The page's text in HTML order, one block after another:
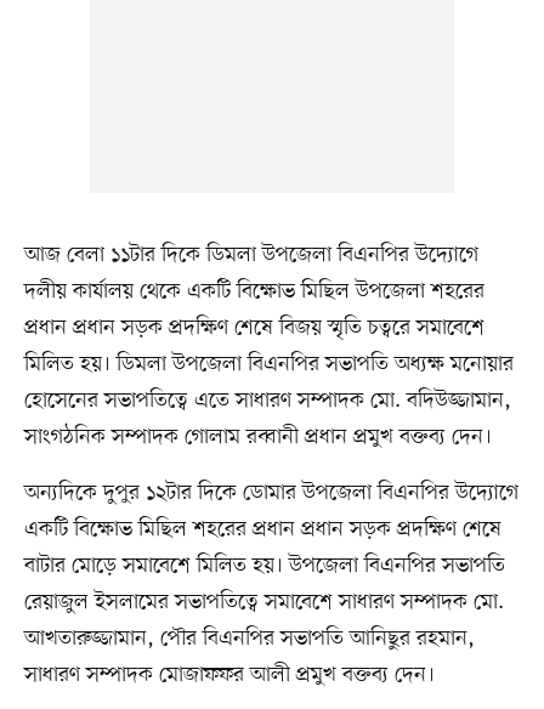
আজ বেলা ১১টার দিকে ডিমলা উপজেলা বিএনপির উদ্যোগে
দলীয় কার্যালয় থেকে একটি বিক্ষোভ মিছিল উপজেলা শহরের
প্রধান প্রধান সড়ক প্রদক্ষিণ শেষে বিজয় স্মৃতি চত্বরে সমাবেশে
মিলিত হয়। ডিমলা উপজেলা বিএনপির সভাপতি অধ্যক্ষ মনোয়ার
হোসেনের সভাপতিত্বে এতে সাধারণ সম্পাদক মো. বদিউজ্জামান,
সাংগঠনিক সম্পাদক গোলাম রব্বানী প্রধান প্রমুখ বক্তব্য দেন।
অন্যদিকে দুপুর ১২টার দিকে ডোমার উপজেলা বিএনপির উদ্যোগে
একটি বিক্ষোভ মিছিল শহরের প্রধান প্রধান সড়ক প্রদক্ষিণ শেষে
বাটার মোড়ে সমাবেশে মিলিত হয়। উপজেলা বিএনপির সভাপতি
রেয়াজুল ইসলামের সভাপতিত্বে সমাবেশে সাধারণ সম্পাদক মো.
আখতারুজ্জামান, পৌর বিএনপির সভাপতি আনিছুর রহমান,
সাধারণ সম্পাদক মোজাফফর আলী প্রমুখ বক্তব্য দেন।